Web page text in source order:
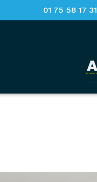
01 75 58 17 31